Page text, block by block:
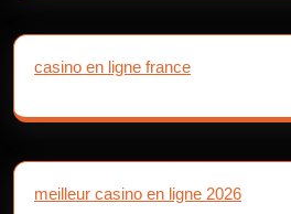
casino en ligne france
meilleur casino en ligne 2026